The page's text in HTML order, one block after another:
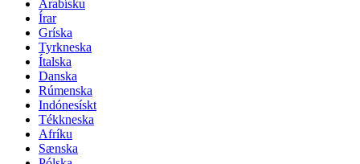
Arabísku
Írar
Gríska
Tyrkneska
Ítalska
Danska
Rúmenska
Indónesískt
Tékkneska
Afríku
Sænska